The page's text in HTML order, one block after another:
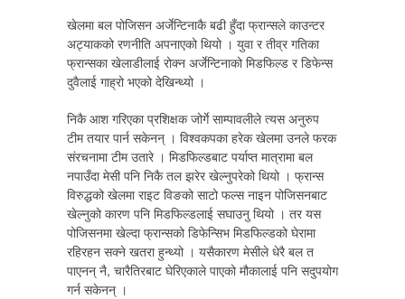
खेलमा बल पोजिसन अर्जेन्टिनाकै बढी हुँदा फ्रान्सले काउन्टर
अट्याकको रणनीति अपनाएको थियो । युवा र तीव्र गतिका
फ्रान्सका खेलाडीलाई रोक्न अर्जेन्टिनाको मिडफिल्ड र डिफेन्स
दुवैलाई गाह्रो भएको देखिन्थ्यो ।
निकै आश गरिएका प्रशिक्षक जोर्गे साम्पावलीले त्यस अनुरुप
टीम तयार पार्न सकेनन् । विश्वकपका हरेक खेलमा उनले फरक
संरचनामा टीम उतारे । मिडफिल्डबाट पर्याप्त मात्रामा बल
नपाउँदा मेसी पनि निकै तल झरेर खेल्नुपरेको थियो । फ्रान्स
विरुद्धको खेलमा राइट विङको साटो फल्स नाइन पोजिसनबाट
खेल्नुको कारण पनि मिडफिल्डलाई सघाउनु थियो । तर यस
पोजिसनमा खेल्दा फ्रान्सको डिफेन्सिभ मिडफिल्डको घेरामा
रहिरहन सक्ने खतरा हुन्थ्यो । यसैकारण मेसीले धेरै बल त
पाएनन् नै, चारैतिरबाट घेरिएकाले पाएको मौकालाई पनि सदुपयोग
गर्न सकेनन् ।